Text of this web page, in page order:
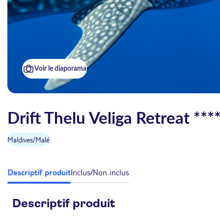
Voir le diaporama
Drift Thelu Veliga Retreat
Maldives/Malé
Descriptif produitInclus/Non inclus
Descriptif produit